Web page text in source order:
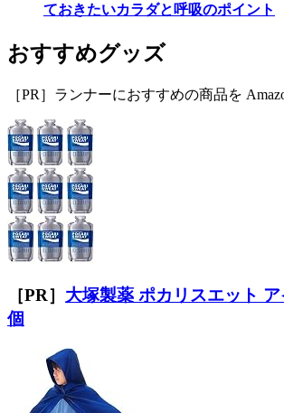
ておきたいカラダと呼吸のポイント
おすすめグッズ
［PR］ランナーにおすすめの商品を
［PR］ 大塚製薬 ポカリスエット
個